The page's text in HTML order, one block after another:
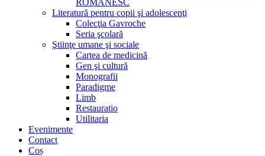
ROMÂNESC
Literatură pentru copii şi adolescenţi
Colecţia Gavroche
Seria şcolară
Ştiinţe umane şi sociale
Cartea de medicină
Gen şi cultură
Monografii
Paradigme
Limb
Restauratio
Utilitaria
Evenimente
Contact
Coș